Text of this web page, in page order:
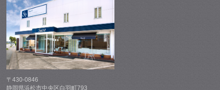
〒430-0846
静岡県浜松市中央区白羽町793